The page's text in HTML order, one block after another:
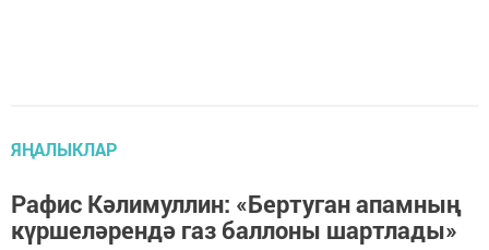
ЯҢАЛЫКЛАР
Рафис Кәлимуллин: «Бертуган апамның
күршеләрендә газ баллоны шартлады»